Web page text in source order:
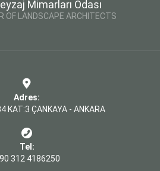
Mimarları Odası
OF LANDSCAPE ARCHITECTS
Adres:
KAT:3 ÇANKAYA - ANKARA
Tel:
312 4186250